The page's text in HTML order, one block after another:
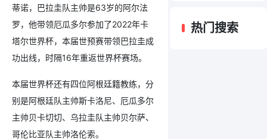
蒂诺，巴拉圭队主帅是63岁的阿尔法
罗，他带领厄瓜多尔参加了2022年卡
塔尔世界杯，本届世预赛带领巴拉圭成
功出线，时隔16年重返世界杯赛场。
本届世界杯还有四位阿根廷籍教练，分
别是阿根廷队主帅斯卡洛尼、厄瓜多尔
主帅贝卡切切、乌拉圭队主帅贝尔萨、
哥伦比亚队主帅洛伦索。
热门搜索